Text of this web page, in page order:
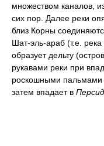
множеством каналов,
сих пор. Далее реки
близ Корны
Шат-эль-араб (т.е.
образует дельту
рукавами реки при
роскошными пальмами
затем впадает в